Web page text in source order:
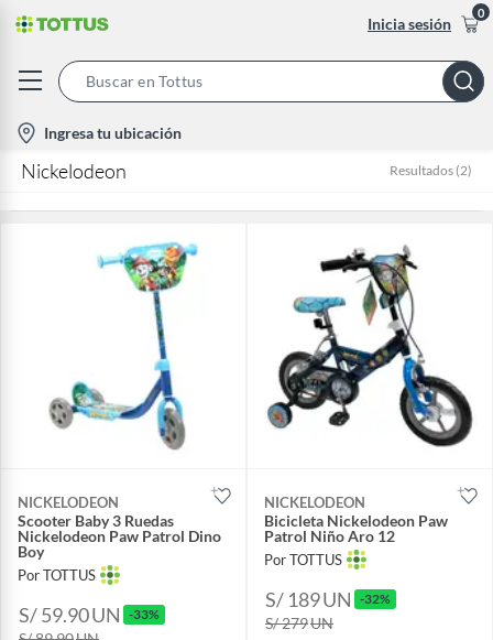
Inicia sesión
0
Bar
location-
icon
Ingresa tu ubicación
Nickelodeon Resultados (2)
NICKELODEON
Scooter Baby 3 Ruedas
Nickelodeon Paw Patrol Dino
Boy
Por TOTTUS
S/ 59.90UN -33%
NICKELODEON
Bicicleta Nickelodeon Paw
Patrol Niño Aro 12
Por TOTTUS
S/ 189UN -32%
S/ 279UN